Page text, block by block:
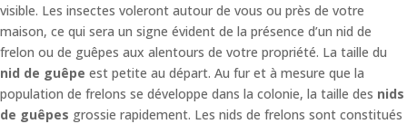
visible. Les insectes voleront autour de vous ou près de votre
maison, ce qui sera un signe évident de la présence d’un nid de
frelon ou de guêpes aux alentours de votre propriété. La taille du
nid de guêpe est petite au départ. Au fur et à mesure que la
population de frelons se développe dans la colonie, la taille des nids
de guêpes grossie rapidement. Les nids de frelons sont constitués